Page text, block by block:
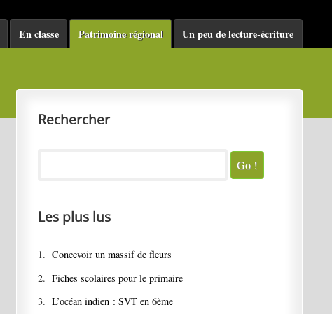
Un peu de lecture-écriture
Patrimoine régional
En classe
Rechercher
Les plus lus
1.Concevoir un massif de fleurs
2.Fiches scolaires pour le primaire
3.L’océan indien : SVT en 6ème